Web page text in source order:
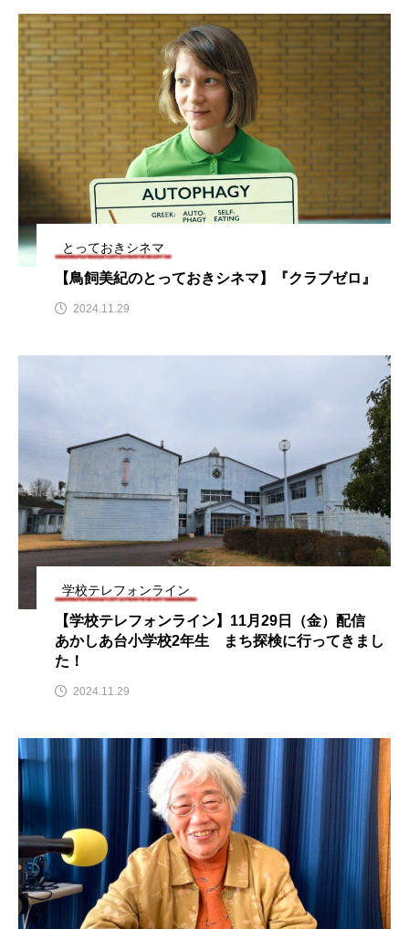
MOCOコレクション オムニバス
Playground/校庭 ROKKO 森の音ミュージアム
ROKKO森の音ミュージアム Rooting Aroma
SAKDAC HARMO
SANDA ORGANIC VILLAGE MEETINGのつながるラジオ
SDGs・タイプスマート農業推進プロジェクト関西学院
SIKIガーデン Autumn Season
Singing with a smile snowwhite
SUNSUNキッズ The Room Next Door
This is SUEKI We Live In Time WICKED
youtube Yukoの子連れハワイ旅珍道中
「THE オリバーな犬、（Gosh!!）このヤロウMOVIE」
『今日の空が一番好き、とまだ言えない僕は』
あかしあジュニア合唱団「さくらんぼ」
あかしあ台小学校 あじさいコンサート
あっぷっぷのぷ～ あなたが眠る間
あの歌を憶えている あめぽったん
いばら姫 おいしいおのまとぺ
とっておきシネマ
【鳥飼美紀のとっておきシネマ】『クラブゼロ』
2024.11.29
学校テレフォンライン
【学校テレフォンライン】11月29日（金）配信
あかしあ台小学校2年生 まち探検に行ってきまし
た！
2024.11.29